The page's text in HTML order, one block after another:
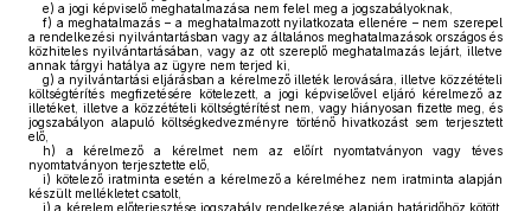
e) a jogi képviselő meghatalmazása nem felel meg a jogszabályoknak,
f) a meghatalmazás – a meghatalmazott nyilatkozata ellenére – nem szerepel
a rendelkezési nyilvántartásban vagy az általános meghatalmazások országos és
közhiteles nyilvántartásában, vagy az ott szereplő meghatalmazás lejárt, illetve
annak tárgyi hatálya az ügyre nem terjed ki,
g) a nyilvántartási eljárásban a kérelmező illeték lerovására, illetve közzétételi
költségtérítés megfizetésére kötelezett, a jogi képviselővel eljáró kérelmező az
illetéket, illetve a közzétételi költségtérítést nem, vagy hiányosan fizette meg, és
jogszabályon alapuló költségkedvezményre történő hivatkozást sem terjesztett
elő,
h) a kérelmező a kérelmet nem az előírt nyomtatványon vagy téves
nyomtatványon terjesztette elő,
i) kötelező iratminta esetén a kérelmező a kérelméhez nem iratminta alapján
készült mellékletet csatolt,
j) a kérelem előterjesztése jogszabály rendelkezése alapján határidőhöz kötött,